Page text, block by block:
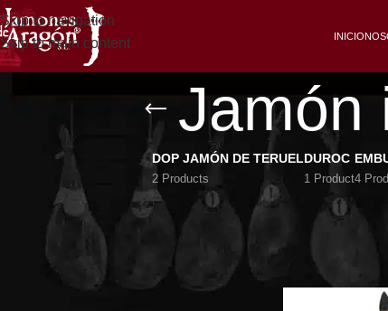
Skip to navigation
Skip to main content
INICIO
Jamón
DOP JAMÓN DE TERUEL
2 Products
DUROC
1 Product4
FILTRAR POR PRECIO Jamón ibérico
Jamón